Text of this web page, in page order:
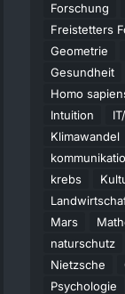
Forschung
Freistetters
Geometrie
Gesundheit
Homo
Intuition
Klimawandel
krebs
Mars
naturschutz
Nietzsche
Psychologie